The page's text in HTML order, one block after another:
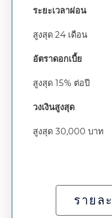
ระยะเวลาผ่อน
สูงสุด 24 เดือน
อัตราดอกเบี้ย
สูงสุด 15% ต่อปี
วงเงินสูงสุด
สูงสุด 30,000 บาท
รายล